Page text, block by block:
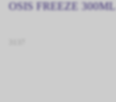
OSIS FREEZE 300ML